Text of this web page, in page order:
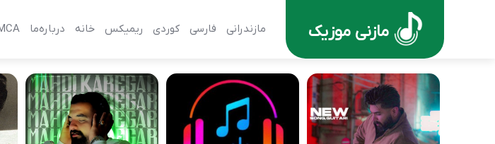
مازنی موزیک مازندرانی فارسی کوردی ریمیکس خانه درباره‌‌ما